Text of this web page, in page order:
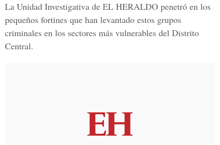
La Unidad Investigativa de EL HERALDO penetró en los
pequeños fortines que han levantado estos grupos
criminales en los sectores más vulnerables del Distrito
Central.